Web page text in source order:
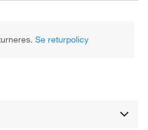
Se returpolicy